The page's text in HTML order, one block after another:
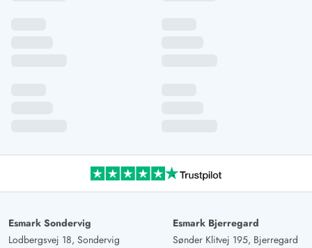
Esmark Sondervig
Lodbergsvej 18, Sondervig
Esmark Bjerregard
Sønder Klitvej 195, Bjerregard